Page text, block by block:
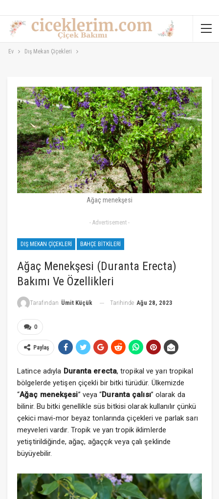
Ev Dış Mekan Çiçekleri
Ağaç menekşesi
- Advertisement -
DIŞ MEKAN ÇIÇEKLERI BAHÇE BITKILERI
Ağaç Menekşesi (Duranta Erecta)
Bakımı Ve Özellikleri
Tarafından Ümit Küçük Tarihinde Ağu 28, 2023
0
Paylaş
Latince adıyla Duranta erecta, tropikal ve yarı tropikal
bölgelerde yetişen çiçekli bir bitki türüdür. Ülkemizde
“Ağaç menekşesi” veya “Duranta çalısı” olarak da
bilinir. Bu bitki genellikle süs bitkisi olarak kullanılır çünkü
çekici mavi-mor beyaz tonlarında çiçekleri ve parlak sarı
meyveleri vardır. Tropik ve yarı tropik iklimlerde
yetiştirildiğinde, ağaç, ağaççık veya çalı şeklinde
büyüyebilir.